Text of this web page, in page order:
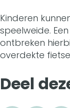
s
e
H
o
t
s
e
H
H
o
e
v
Kinderen
speelweide.
ontbreken
overdekte
Deel